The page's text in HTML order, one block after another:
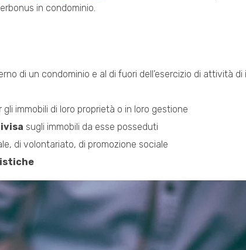
in condominio.
di un condominio e al di fuori dell’esercizio di attività
gli immobili di loro proprietà o in loro gestione
sugli immobili da esse posseduti
di volontariato, di promozione sociale